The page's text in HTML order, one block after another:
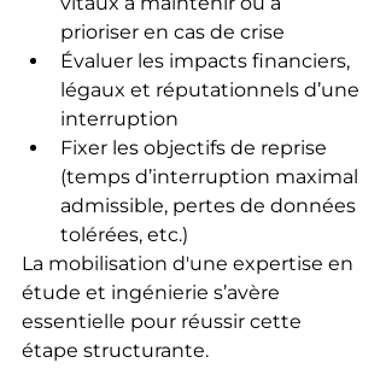
prioriser en cas de crise
Évaluer les impacts financiers,
légaux et réputationnels d’une
interruption
Fixer les objectifs de reprise
(temps d’interruption maximal
admissible, pertes de données
tolérées, etc.)
La mobilisation d'une expertise en
étude et ingénierie s’avère
essentielle pour réussir cette
étape structurante.